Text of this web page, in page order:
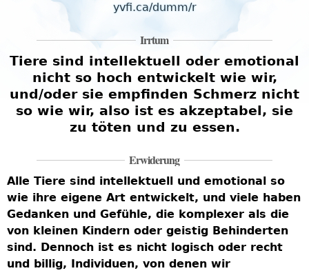
yvfi.ca/dumm/r
Irrtum
Tiere sind intellektuell oder emotional
nicht so hoch entwickelt wie wir,
und/oder sie empfinden Schmerz nicht
so wie wir, also ist es akzeptabel, sie
zu töten und zu essen.
Erwiderung
Alle Tiere sind intellektuell und emotional so
wie ihre eigene Art entwickelt, und viele haben
Gedanken und Gefühle, die komplexer als die
von kleinen Kindern oder geistig Behinderten
sind. Dennoch ist es nicht logisch oder recht
und billig, Individuen, von denen wir